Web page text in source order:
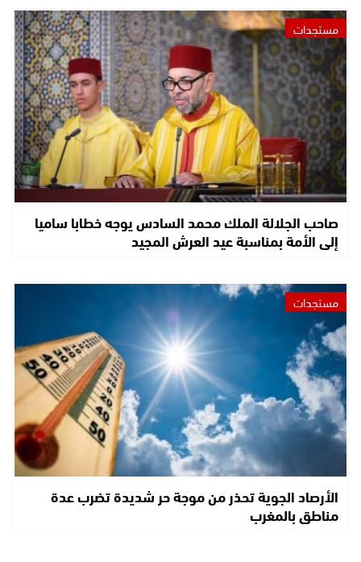
مستجدات
صاحب الجلالة الملك محمد السادس يوجه خطابا ساميا
إلى الأمة بمناسبة عيد العرش المجيد
مستجدات
الأرصاد الجوية تحذر من موجة حر شديدة تضرب عدة
مناطق بالمغرب